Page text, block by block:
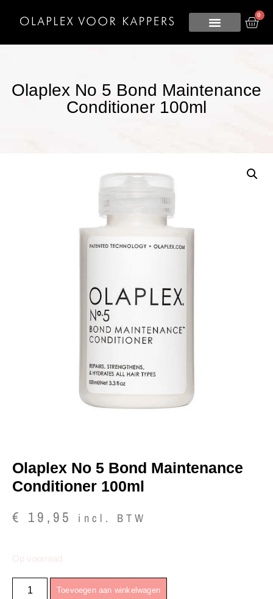
0
Olaplex No 5 Bond Maintenance
Conditioner 100ml
Olaplex No 5 Bond Maintenance
Conditioner 100ml
€ 19,95 incl. BTW
Op voorraad
Toevoegen aan winkelwagen